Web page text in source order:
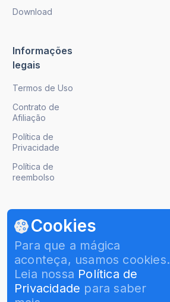
Cookies
Para que a mágica
aconteça, usamos cookies.
Leia nossa Política de
Privacidade para saber
Download
Informações
legais
Termos de Uso
Contrato de
Afiliação
Política de
Privacidade
Política de
reembolso
Obter atualizações de produto